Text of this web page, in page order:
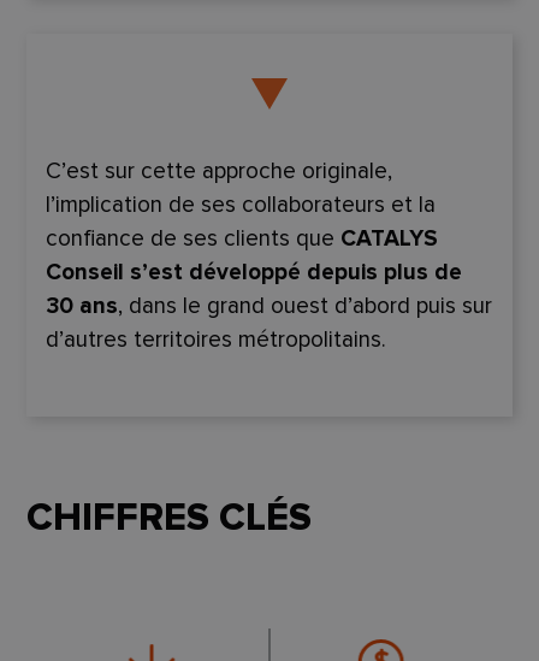
C’est sur cette approche originale,
l’implication de ses collaborateurs et la
confiance de ses clients que CATALYS
Conseil s’est développé depuis plus de
30 ans, dans le grand ouest d’abord puis sur
d’autres territoires métropolitains.
CHIFFRES CLÉS